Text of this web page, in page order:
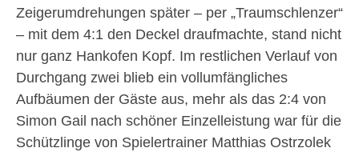
Zeigerumdrehungen später – per „Traumschlenzer“
– mit dem 4:1 den Deckel draufmachte, stand nicht
nur ganz Hankofen Kopf. Im restlichen Verlauf von
Durchgang zwei blieb ein vollumfängliches
Aufbäumen der Gäste aus, mehr als das 2:4 von
Simon Gail nach schöner Einzelleistung war für die
Schützlinge von Spielertrainer Matthias Ostrzolek